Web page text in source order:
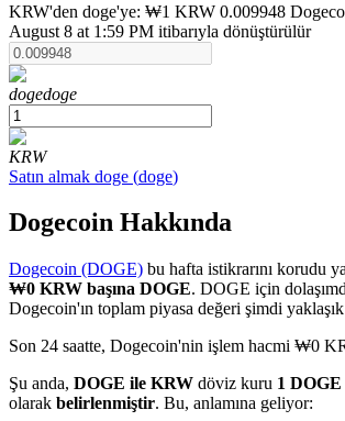
USDT Vadeli İşlemleri
Teminat olarak USDT kullanan vadeli
COIN-M Vadeli İşlemleri
Kripto Para Vadeli İşlemleri
TradFi
KRW'den doge'ye: ₩1 KRW 0.009948
August 8 at 1:59 PM itibarıyla dönüştürülür
dogedoge
KRW
Satın almak doge (doge)
Dogecoin Hakkında
Dogecoin (DOGE) bu hafta istikrarını korudu
₩0 KRW başına DOGE. DOGE için
Dogecoin'ın toplam piyasa değeri şimdi
Son 24 saatte, Dogecoin'nin işlem hacmi ₩0
Şu anda, DOGE ile KRW döviz kuru 1
olarak belirlenmiştir. Bu, anlamına geliyor: